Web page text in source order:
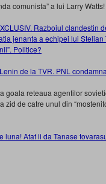
comunista” a lui Larry Watts!
Razboiul clandestin
jenanta a echipei lui
Politice?
de la TVR. PNL
goala reteaua agentilor
de catre unul din
Atat ii da Tanase